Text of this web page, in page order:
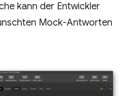
kann der Entwickler
Mock-Antworten